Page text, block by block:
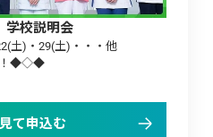
学校説明会
土)・29(土)・・・他
！◆◇◆
て申込む